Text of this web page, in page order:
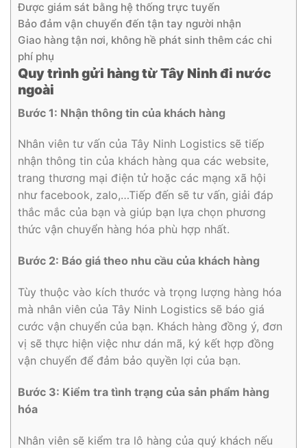
Được giám sát bằng hệ thống trực tuyến
Bảo đảm vận chuyển đến tận tay người nhận
Giao hàng tận nơi, không hề phát sinh thêm các chi
phí phụ
Quy trình gửi hàng từ Tây Ninh đi nước
ngoài
Bước 1: Nhận thông tin của khách hàng
Nhân viên tư vấn của Tây Ninh Logistics sẽ tiếp
nhận thông tin của khách hàng qua các website,
trang thương mại điện tử hoặc các mạng xã hội
như facebook, zalo,…Tiếp đến sẽ tư vấn, giải đáp
thắc mắc của bạn và giúp bạn lựa chọn phương
thức vận chuyển hàng hóa phù hợp nhất.
Bước 2: Báo giá theo nhu cầu của khách hàng
Tùy thuộc vào kích thước và trọng lượng hàng hóa
mà nhân viên của Tây Ninh Logistics sẽ báo giá
cước vận chuyển của bạn. Khách hàng đồng ý, đơn
vị sẽ thực hiện việc như dán mã, ký kết hợp đồng
vận chuyển để đảm bảo quyền lợi của bạn.
Bước 3: Kiểm tra tình trạng của sản phẩm hàng
hóa
Nhân viên sẽ kiểm tra lô hàng của quý khách nếu